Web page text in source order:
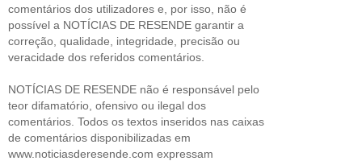
comentários dos utilizadores e, por isso, não é
possível a NOTÍCIAS DE RESENDE garantir a
correção, qualidade, integridade, precisão ou
veracidade dos referidos comentários.
NOTÍCIAS DE RESENDE não é responsável pelo
teor difamatório, ofensivo ou ilegal dos
comentários. Todos os textos inseridos nas caixas
de comentários disponibilizadas em
www.noticiasderesende.com expressam